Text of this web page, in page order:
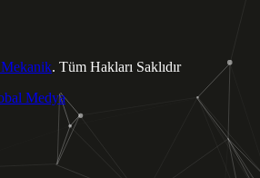
Mekanik. Tüm Hakları Saklıdır
Medya